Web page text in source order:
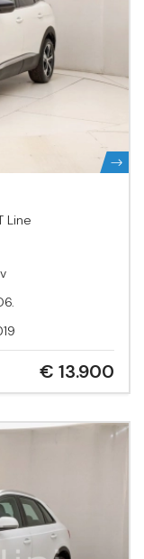
Line
€ 13.900